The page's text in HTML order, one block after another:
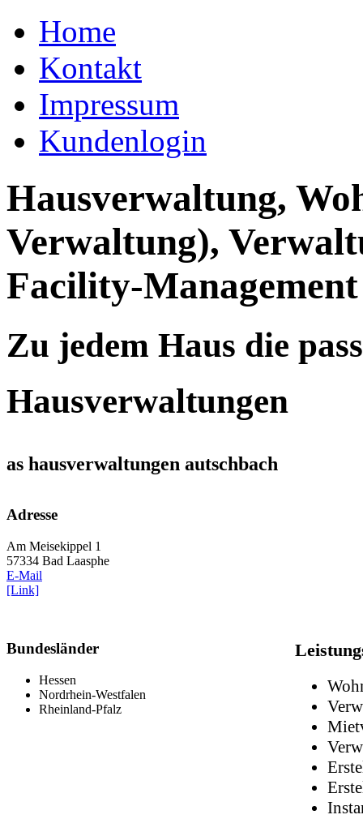
Home
Kontakt
Impressum
Kundenlogin
Hausverwaltung,
Verwaltung),
Facility-Management
Zu jedem Haus die
Hausverwaltungen
as hausverwaltungen autschbach
Adresse
Am Meisekippel 1
57334 Bad Laasphe
E-Mail
[Link]
Bundesländer
Hessen
Nordrhein-Westfalen
Rheinland-Pfalz